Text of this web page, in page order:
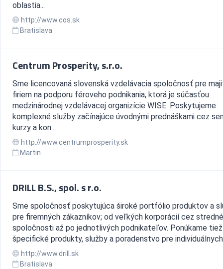
oblastia...
http://www.cos.sk
Bratislava
Centrum Prosperity, s.r.o.
Sme licencovaná slovenská vzdelávacia spoločnosť pre
firiem na podporu féroveho podnikania, ktorá je súčasťou
medzinárodnej vzdelávacej organizície WISE. Poskytujeme
komplexné služby začínajúce úvodnými prednáškami cez
kurzy a kon...
http://www.centrumprosperity.sk
Martin
DRILL B.S., spol. s r.o.
Sme spoločnosť poskytujúca široké portfólio produktov a
pre firemných zákazníkov; od veľkých korporácií cez
spoločnosti až po jednotlivých podnikateľov. Ponúkame tiež
špecifické produkty, služby a poradenstvo pre
http://www.drill.sk
Bratislava